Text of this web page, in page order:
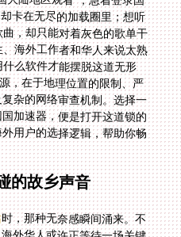
的故乡声音
时，那种无奈感瞬间涌来。不
仅仅是娱乐受阻那么简单。海外华人或许正等待一场关键
的在线政务办理结果，留学生提交的重要作业需要国内教
育系统确认，工作者可能需要及时处理国内电商平台订
单。地域限制像一道墙，隔开了熟悉的资讯流、社交圈甚
至谋生渠道。这不仅影响效率，更在无形中疏离了人与家
乡的情感联结。网络延迟、视频缓冲卡顿、频繁的登录错